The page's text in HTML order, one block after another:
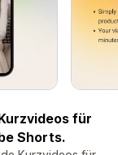
für
Shorts.